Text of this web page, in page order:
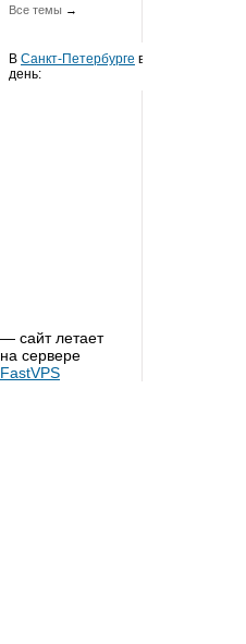
Все темы →
В Санкт-Петербурге в этот
день:
— сайт летает
на сервере
FastVPS